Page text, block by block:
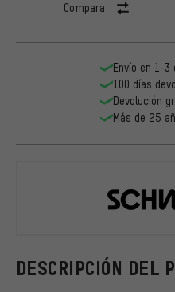
Compara
DESCRIPCIÓN DEL
Envío en 1-3
100 días
Devolución
Más de 25